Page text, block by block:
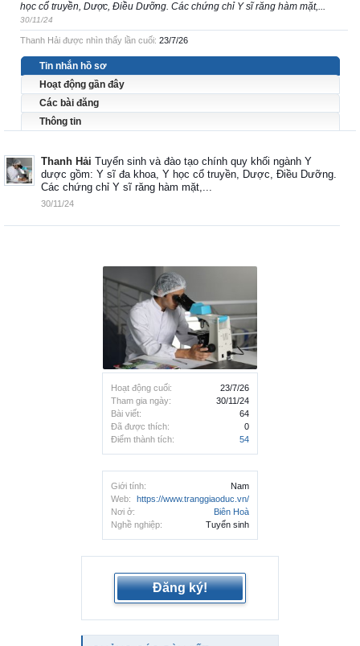
Hoạt động cuối:
23/7/26
Tham gia ngày:
30/11/24
Bài viết:
64
Đã được thích:
0
Điểm thành tích:
54
Giới tính:
Nam
Web:
https://www.tranggiaoduc.vn/
Nơi ở:
Biên Hoà
Nghề nghiệp:
Tuyển sinh
học cổ truyền, Dược, Điều Dưỡng. Các chứng chỉ Y sĩ răng hàm mặt,...
30/11/24
Thanh Hải được nhìn thấy lần cuối: 23/7/26
Tin nhắn hồ sơ
Hoạt động gần đây
Các bài đăng
Thông tin
Thanh Hải Tuyển sinh và đào tạo chính quy khối ngành Y
dược gồm: Y sĩ đa khoa, Y học cổ truyền, Dược, Điều Dưỡng.
Các chứng chỉ Y sĩ răng hàm mặt,...
30/11/24
Đăng ký!